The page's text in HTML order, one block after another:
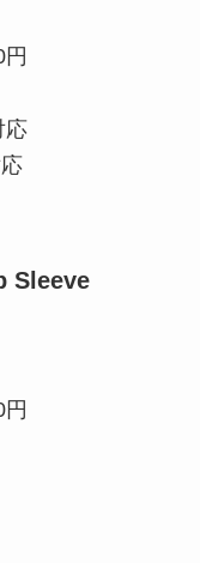
応
Sleeve